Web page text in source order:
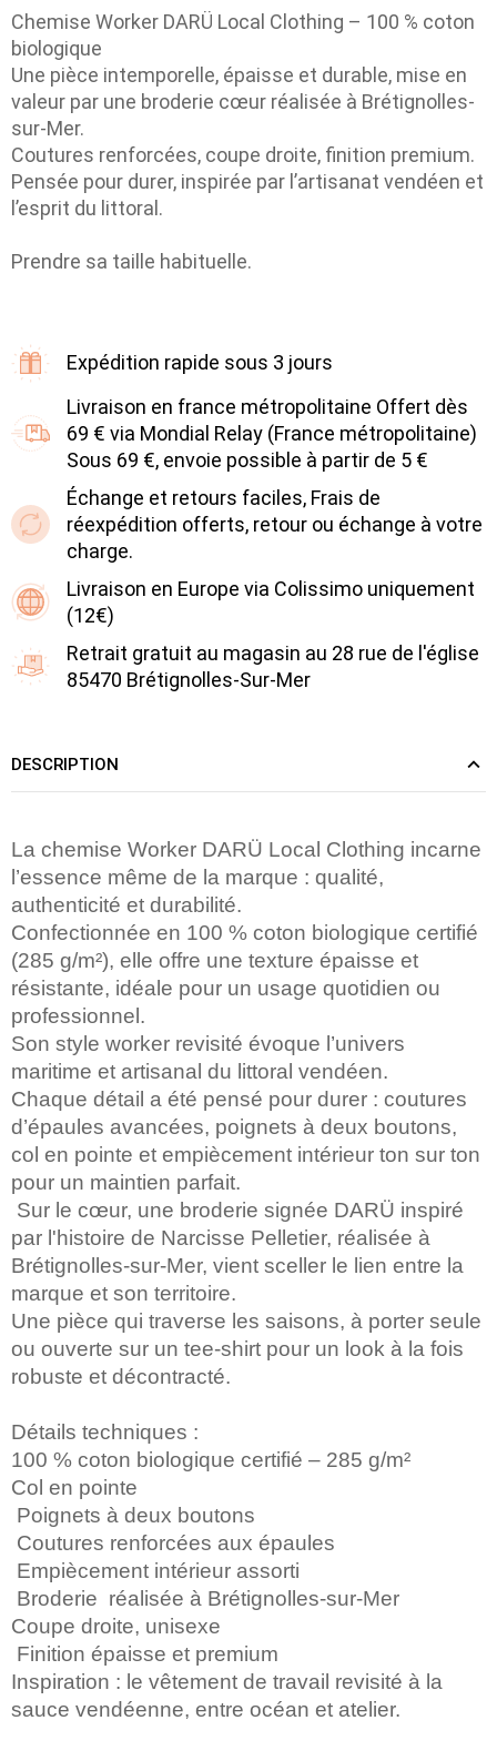
Chemise Worker DARÜ Local Clothing – 100 % coton
biologique
Une pièce intemporelle, épaisse et durable, mise en
valeur par une broderie cœur réalisée à Brétignolles-
sur-Mer.
Coutures renforcées, coupe droite, finition premium.
Pensée pour durer, inspirée par l’artisanat vendéen et
l’esprit du littoral.
Prendre sa taille habituelle.
Expédition rapide sous 3 jours
Livraison en france métropolitaine Offert dès
69 € via Mondial Relay (France métropolitaine)
Sous 69 €, envoie possible à partir de 5 €
Échange et retours faciles, Frais de
réexpédition offerts, retour ou échange à votre
charge.
Livraison en Europe via Colissimo uniquement
(12€)
Retrait gratuit au magasin au 28 rue de l'église
85470 Brétignolles-Sur-Mer
DESCRIPTION
La chemise Worker DARÜ Local Clothing incarne
l’essence même de la marque : qualité,
authenticité et durabilité.
Confectionnée en 100 % coton biologique certifié
(285 g/m²), elle offre une texture épaisse et
résistante, idéale pour un usage quotidien ou
professionnel.
Son style worker revisité évoque l’univers
maritime et artisanal du littoral vendéen.
Chaque détail a été pensé pour durer : coutures
d’épaules avancées, poignets à deux boutons,
col en pointe et empiècement intérieur ton sur ton
pour un maintien parfait.
Sur le cœur, une broderie signée DARÜ inspiré
par l'histoire de Narcisse Pelletier, réalisée à
Brétignolles-sur-Mer, vient sceller le lien entre la
marque et son territoire.
Une pièce qui traverse les saisons, à porter seule
ou ouverte sur un tee-shirt pour un look à la fois
robuste et décontracté.
Détails techniques :
100 % coton biologique certifié – 285 g/m²
Col en pointe
Poignets à deux boutons
Coutures renforcées aux épaules
Empiècement intérieur assorti
Broderie réalisée à Brétignolles-sur-Mer
Coupe droite, unisexe
Finition épaisse et premium
Inspiration : le vêtement de travail revisité à la
sauce vendéenne, entre océan et atelier.